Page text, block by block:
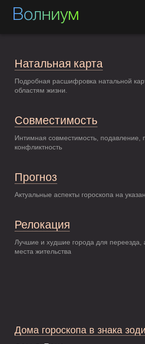
Волниум
Натальная карта
Подробная расшифровка натальной
областям жизни.
Совместимость
Интимная совместимость, подавление,
конфликтность
Прогноз
Актуальные аспекты гороскопа на
Релокация
Лучшие и худшие города для переезда,
места жительства
Дома гороскопа в знака